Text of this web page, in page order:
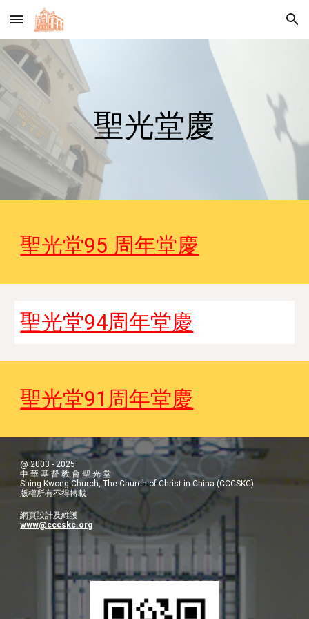
Skip to main content Skip to navigation
聖光堂慶
聖光堂95 周年堂慶
聖光堂94周年堂慶
聖光堂91周年堂慶
@ 2003 - 2025
中 華 基 督 教 會 聖 光 堂
Shing Kwong Church, The Church of Christ in China (CCCSKC)
版權所有不得轉載
網頁設計及維護
www@cccskc.org